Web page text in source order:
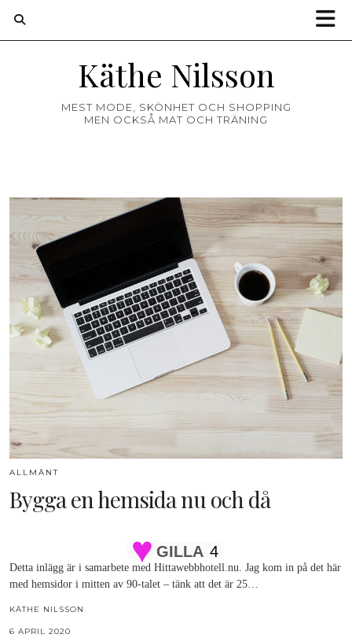
Käthe Nilsson
MEST MODE, SKÖNHET OCH SHOPPING
MEN OCKSÅ MAT OCH TRÄNING
ALLMÄNT
Bygga en hemsida nu och då
GILLA 4
Detta inlägg är i samarbete med Hittawebbhotell.nu. Jag kom in på det här
med hemsidor i mitten av 90-talet – tänk att det är 25…
KÄTHE NILSSON
6 APRIL 2020